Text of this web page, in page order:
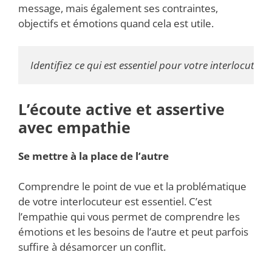
message, mais également ses contraintes,
objectifs et émotions quand cela est utile.
Identifiez ce qui est essentiel pour votre interlocuteur.
L’écoute active et assertive
avec empathie
Se mettre à la place de l’autre
Comprendre le point de vue et la problématique
de votre interlocuteur est essentiel. C’est
l’empathie qui vous permet de comprendre les
émotions et les besoins de l’autre et peut parfois
suffire à désamorcer un conflit.